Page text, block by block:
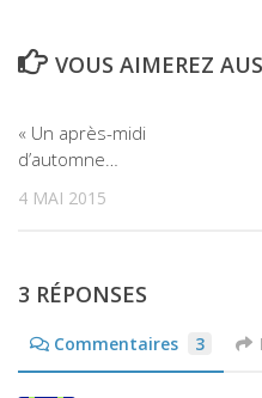
VOUS AIMEREZ
« Un après-midi
d’automne…
4 MAI 2015
3 RÉPONSES
Commentaires 3